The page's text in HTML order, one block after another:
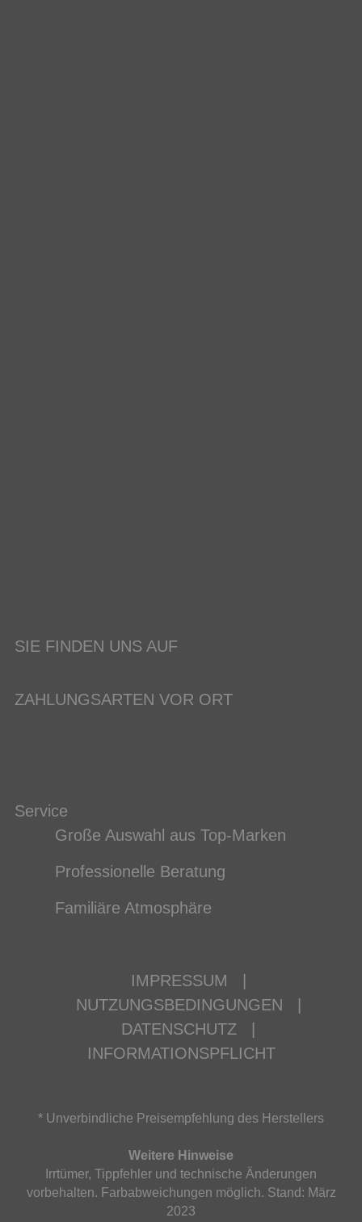
SIE FINDEN UNS AUF
ZAHLUNGSARTEN VOR ORT
Service
Große Auswahl aus Top-Marken
Professionelle Beratung
Familiäre Atmosphäre
IMPRESSUM
NUTZUNGSBEDINGUNGEN
DATENSCHUTZ
INFORMATIONSPFLICHT
* Unverbindliche Preisempfehlung des Herstellers
Weitere Hinweise
Irrtümer, Tippfehler und technische Änderungen
vorbehalten. Farbabweichungen möglich. Stand: März
2023